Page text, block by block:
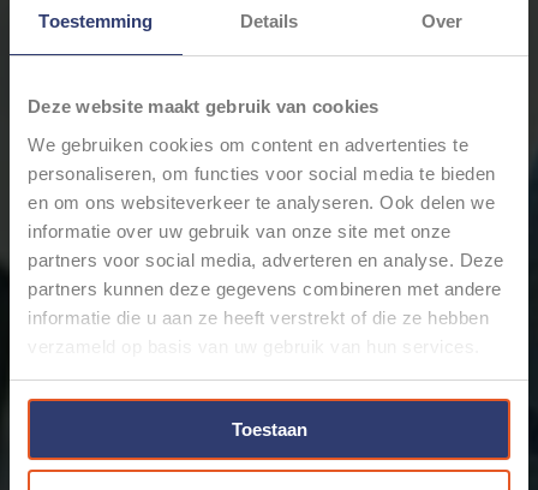
Toestemming Details Over
Deze website maakt gebruik van cookies
We gebruiken cookies om content en advertenties te
personaliseren, om functies voor social media te bieden
en om ons websiteverkeer te analyseren. Ook delen we
informatie over uw gebruik van onze site met onze
partners voor social media, adverteren en analyse. Deze
partners kunnen deze gegevens combineren met andere
informatie die u aan ze heeft verstrekt of die ze hebben
verzameld op basis van uw gebruik van hun services.
Toestaan
€24,64Incl. btw
Levertijd: Bestellingen op ma. t/m vrij. voor 17:00 worden
dezelfde dag verstuurd.
+
- Toevoegen aan winkelwagen
Email ons over dit product
Toevoegen om te vergelijken